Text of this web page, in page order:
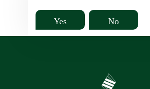
Yes No